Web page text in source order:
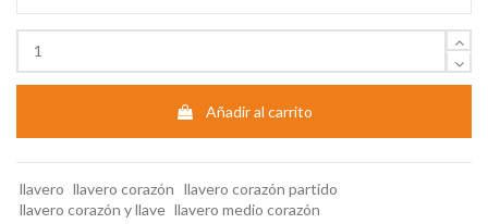
Añadir al carrito
llavero llavero corazón llavero corazón partido
llavero corazón y llave llavero medio corazón